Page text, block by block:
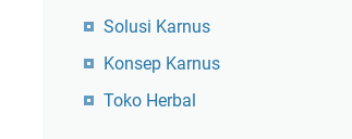
Solusi Karnus
Konsep Karnus
Toko Herbal